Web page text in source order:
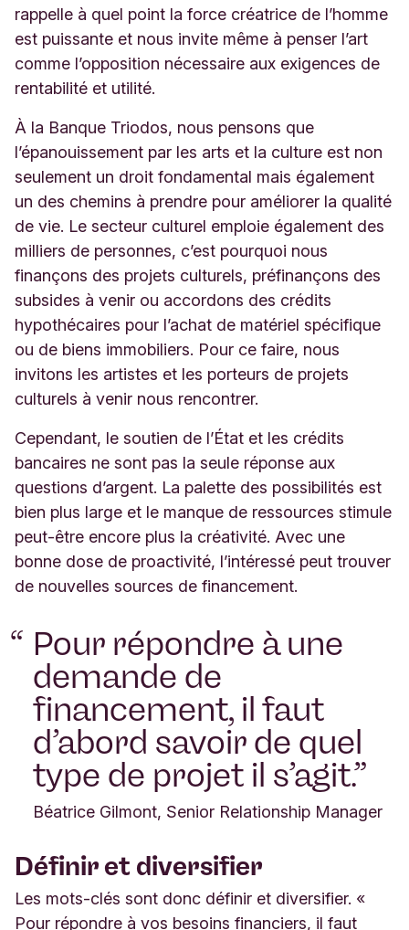
rappelle à quel point la force créatrice de l’homme
est puissante et nous invite même à penser l’art
comme l’opposition nécessaire aux exigences de
rentabilité et utilité.
À la Banque Triodos, nous pensons que
l’épanouissement par les arts et la culture est non
seulement un droit fondamental mais également
un des chemins à prendre pour améliorer la qualité
de vie. Le secteur culturel emploie également des
milliers de personnes, c’est pourquoi nous
finançons des projets culturels, préfinançons des
subsides à venir ou accordons des crédits
hypothécaires pour l’achat de matériel spécifique
ou de biens immobiliers. Pour ce faire, nous
invitons les artistes et les porteurs de projets
culturels à venir nous rencontrer.
Cependant, le soutien de l’État et les crédits
bancaires ne sont pas la seule réponse aux
questions d’argent. La palette des possibilités est
bien plus large et le manque de ressources stimule
peut-être encore plus la créativité. Avec une
bonne dose de proactivité, l’intéressé peut trouver
de nouvelles sources de financement.
Pour répondre à une
demande de
financement, il faut
d’abord savoir de quel
type de projet il s’agit.
Béatrice Gilmont, Senior Relationship Manager
Définir et diversifier
Les mots-clés sont donc définir et diversifier. «
Pour répondre à vos besoins financiers, il faut